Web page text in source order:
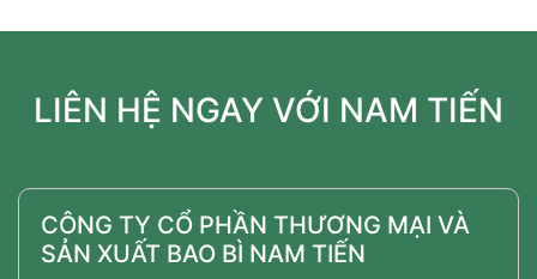
LIÊN HỆ NGAY VỚI NAM TIẾN
CÔNG TY CỔ PHẦN THƯƠNG MẠI VÀ
SẢN XUẤT BAO BÌ NAM TIẾN